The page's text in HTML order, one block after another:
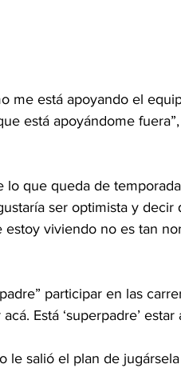
me está apoyando el
está apoyándome
que queda de
ser optimista y
viviendo no es tan
participar en las
Está ‘superpadre’ estar
le salió el plan de